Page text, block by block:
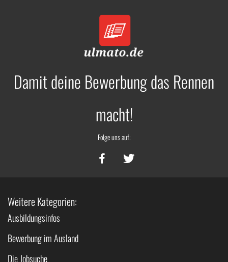
Damit deine Bewerbung das Rennen
macht!
Folge uns auf:
Weitere Kategorien:
Ausbildungsinfos
Bewerbung im Ausland
Die Jobsuche